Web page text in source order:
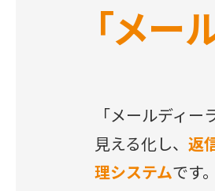
「メー
「メールディ
見える化し、 返
理システムです。